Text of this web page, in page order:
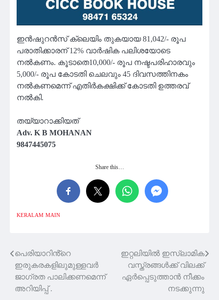
ഇൻഷുറൻസ് ക്ലെയിം തുകയായ 81,042/- രൂപ
പരാതിക്കാരന് 12% വാർഷിക പലിശയോടെ
നൽകണം. കൂടാതെ10,000/- രൂപ നഷ്ടപരിഹാരവും
5,000/- രൂപ കോടതി ചെലവും 45 ദിവസത്തിനകം
നൽകണമെന്ന് എതിർകക്ഷിക്ക് കോടതി ഉത്തരവ്
നൽകി.
തയ്യാറാക്കിയത്
Adv. K B MOHANAN
9847445075
Share this…
KERALAM MAIN
Post
navigation
പെരിയാറിൻ്റെ
ഇരുകരകളിലുമുള്ളവർ
ജാഗ്രത പാലിക്കണമെന്ന്
അറിയിപ്പ് .
ഇറ്റലിയിൽ ഇസ്ലാമിക
വസ്ത്രങ്ങൾക്ക് വിലക്ക്
ഏർപ്പെടുത്താൻ നീക്കം
നടക്കുന്നു